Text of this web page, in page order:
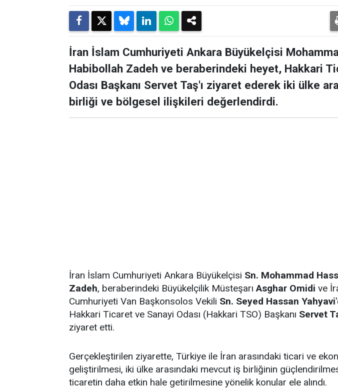
İran İslam Cumhuriyeti Ankara Büyükelçisi
Habibollah Zadeh ve beraberindeki heyet, Hakkari
Odası Başkanı Servet Taş'ı ziyaret ederek iki ülke
birliği ve bölgesel ilişkileri değerlendirdi.
İran İslam Cumhuriyeti Ankara Büyükelçisi Sn. Mohammad
Zadeh, beraberindeki Büyükelçilik MüsteşarıAsghar Omidi ve
Cumhuriyeti Van Başkonsolos Vekili Sn. Seyed Hassan Yahyavi
Hakkari Ticaret ve Sanayi Odası (Hakkari TSO) Başkanı Servet
ziyaret etti.
Gerçekleştirilen ziyarette, Türkiye ile İran arasındaki ticari ve
geliştirilmesi, iki ülke arasındaki mevcut iş birliğinin
ticaretin daha etkin hale getirilmesine yönelik konular ele alındı.